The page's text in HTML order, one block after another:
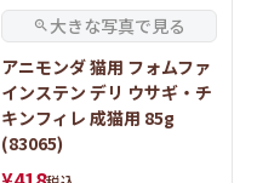
アニモンダ 猫用 フォムファ
インステン デリ ウサギ・チ
キンフィレ 成猫用 85g
(83065)